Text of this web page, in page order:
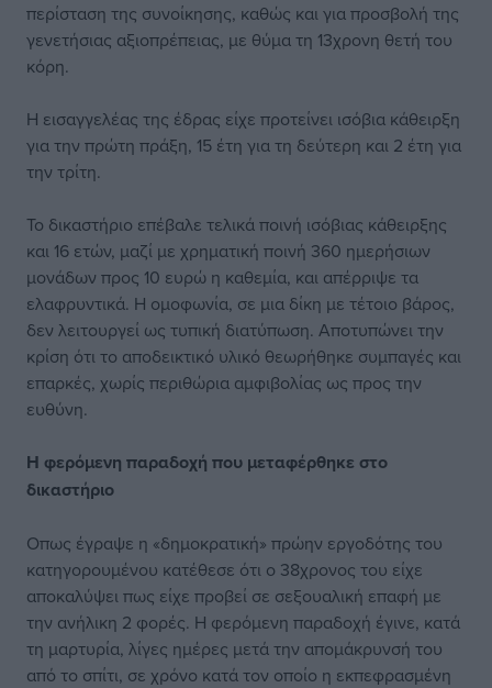
περίσταση της συνοίκησης, καθώς και για προσβολή της
γενετήσιας αξιοπρέπειας, με θύμα τη 13χρονη θετή του
κόρη.
Η εισαγγελέας της έδρας είχε προτείνει ισόβια κάθειρξη
για την πρώτη πράξη, 15 έτη για τη δεύτερη και 2 έτη για
την τρίτη.
Το δικαστήριο επέβαλε τελικά ποινή ισόβιας κάθειρξης
και 16 ετών, μαζί με χρηματική ποινή 360 ημερήσιων
μονάδων προς 10 ευρώ η καθεμία, και απέρριψε τα
ελαφρυντικά. Η ομοφωνία, σε μια δίκη με τέτοιο βάρος,
δεν λειτουργεί ως τυπική διατύπωση. Αποτυπώνει την
κρίση ότι το αποδεικτικό υλικό θεωρήθηκε συμπαγές και
επαρκές, χωρίς περιθώρια αμφιβολίας ως προς την
ευθύνη.
Η φερόμενη παραδοχή που μεταφέρθηκε στο
δικαστήριο
Οπως έγραψε η «δημοκρατική» πρώην εργοδότης του
κατηγορουμένου κατέθεσε ότι ο 38χρονος του είχε
αποκαλύψει πως είχε προβεί σε σεξουαλική επαφή με
την ανήλικη 2 φορές. Η φερόμενη παραδοχή έγινε, κατά
τη μαρτυρία, λίγες ημέρες μετά την απομάκρυνσή του
από το σπίτι, σε χρόνο κατά τον οποίο η εκπεφρασμένη